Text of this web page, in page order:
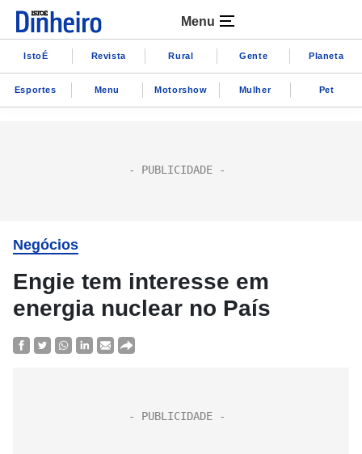
Menu
IstoÉ Revista Rural Gente Planeta
Esportes Menu Motorshow Mulher Pet
Negócios
Engie tem interesse em
energia nuclear no País